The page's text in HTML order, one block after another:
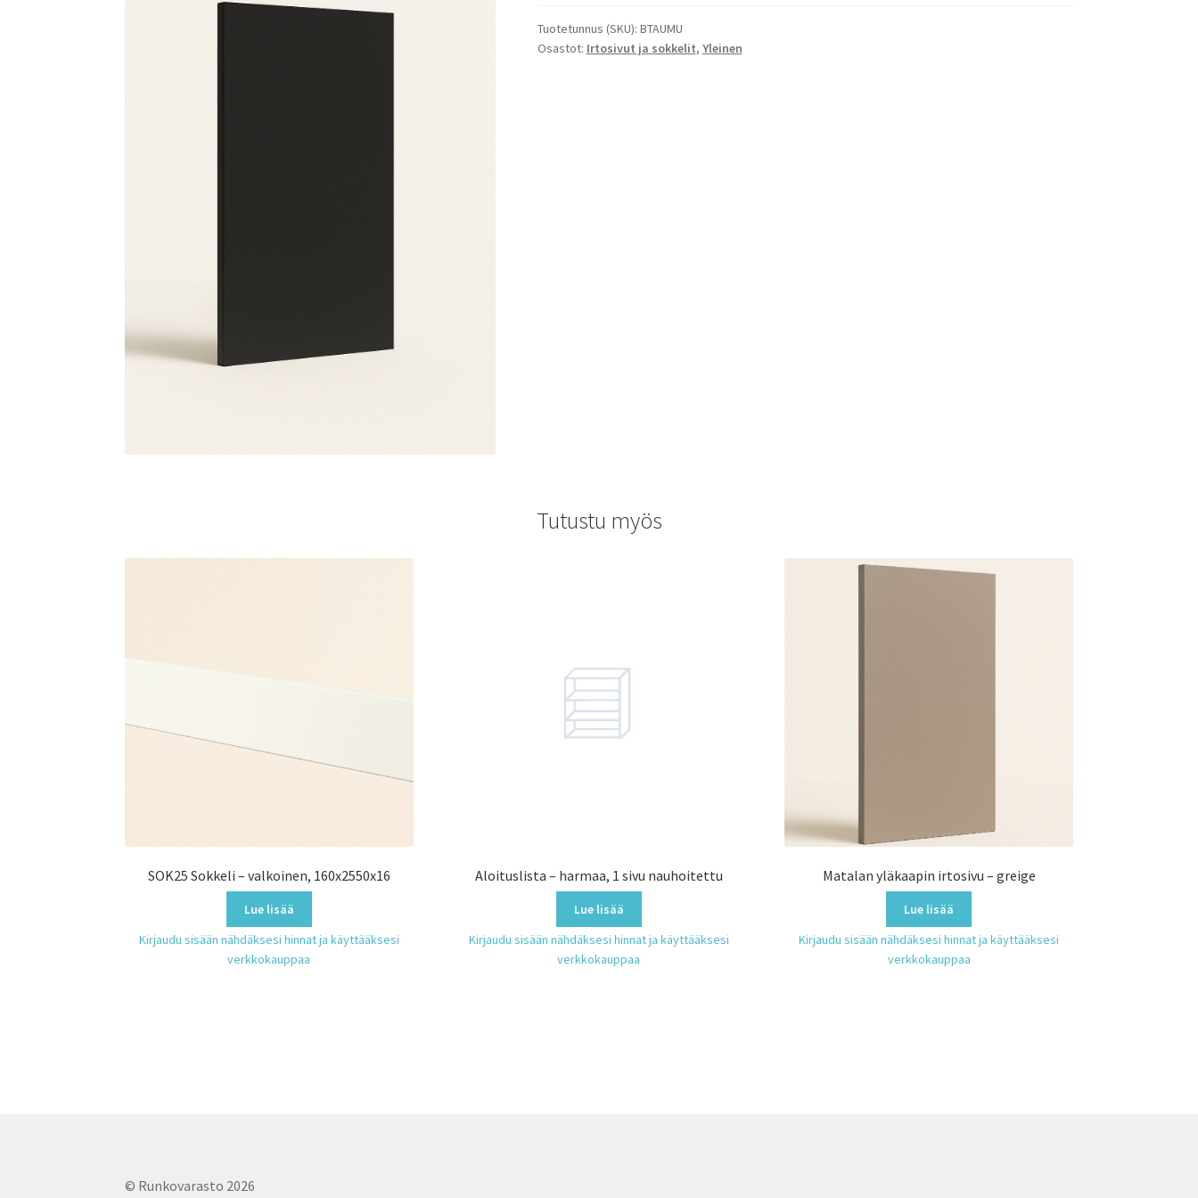
Tuotetunnus (SKU): BTAUMU
Osastot: Irtosivut ja sokkelit, Yleinen
Tutustu myös
SOK25 Sokkeli – valkoinen, 160x2550x16
Lue lisää
Kirjaudu sisään nähdäksesi hinnat ja käyttääksesi
verkkokauppaa
Aloituslista – harmaa, 1 sivu nauhoitettu
Lue lisää
Kirjaudu sisään nähdäksesi hinnat ja käyttääksesi
verkkokauppaa
Matalan yläkaapin irtosivu – greige
Lue lisää
Kirjaudu sisään nähdäksesi hinnat ja käyttääksesi
verkkokauppaa
© Runkovarasto 2026